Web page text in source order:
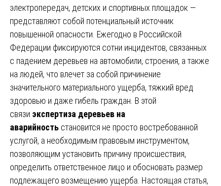
электропередач, детских и спортивных площадок —
представляют собой потенциальный источник
повышенной опасности. Ежегодно в Российской
Федерации фиксируются сотни инцидентов, связанных
с падением деревьев на автомобили, строения, а также
на людей, что влечет за собой причинение
значительного материального ущерба, тяжкий вред
здоровью и даже гибель граждан. В этой
связи экспертиза деревьев на
аварийность становится не просто востребованной
услугой, а необходимым правовым инструментом,
позволяющим установить причину происшествия,
определить ответственное лицо и обосновать размер
подлежащего возмещению ущерба. Настоящая статья,